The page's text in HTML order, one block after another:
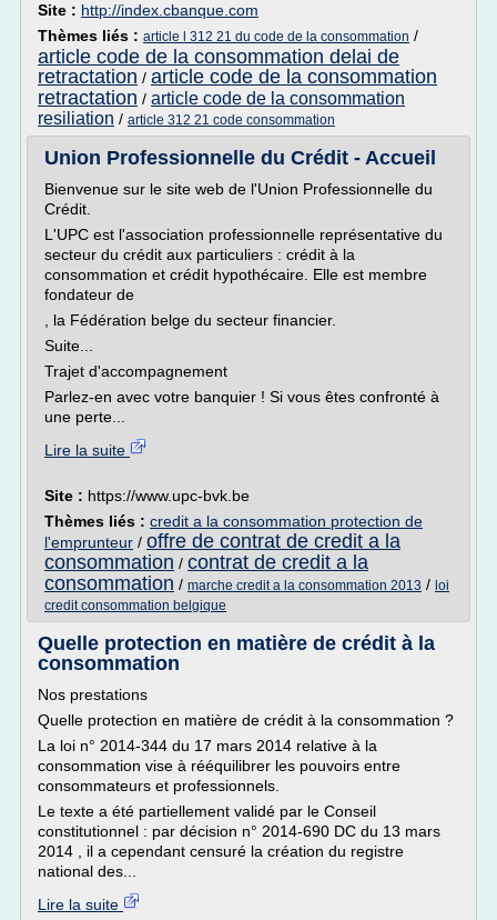
Site : http://index.cbanque.com
Thèmes liés : article l 312 21 du code de la consommation /
article code de la consommation delai de
retractation / article code de la consommation
retractation / article code de la consommation
resiliation / article 312 21 code consommation
Union Professionnelle du Crédit - Accueil
Bienvenue sur le site web de l'Union Professionnelle du
Crédit.
L'UPC est l'association professionnelle représentative du
secteur du crédit aux particuliers : crédit à la
consommation et crédit hypothécaire. Elle est membre
fondateur de
, la Fédération belge du secteur financier.
Suite...
Trajet d'accompagnement
Parlez-en avec votre banquier ! Si vous êtes confronté à
une perte...
Lire la suite
Site : https://www.upc-bvk.be
Thèmes liés : credit a la consommation protection de
l'emprunteur / offre de contrat de credit a la
consommation / contrat de credit a la
consommation / marche credit a la consommation 2013 / loi
credit consommation belgique
Quelle protection en matière de crédit à la
consommation
Nos prestations
Quelle protection en matière de crédit à la consommation ?
La loi n° 2014-344 du 17 mars 2014 relative à la
consommation vise à rééquilibrer les pouvoirs entre
consommateurs et professionnels.
Le texte a été partiellement validé par le Conseil
constitutionnel : par décision n° 2014-690 DC du 13 mars
2014 , il a cependant censuré la création du registre
national des...
Lire la suite